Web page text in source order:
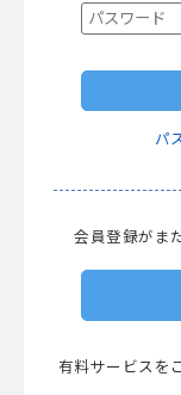
パ
会員登録がま
有料サービスを